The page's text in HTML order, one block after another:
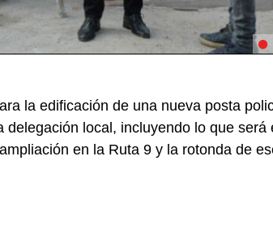
la edificación de una nueva posta
local, incluyendo lo que será
en la Ruta 9 y la rotonda de